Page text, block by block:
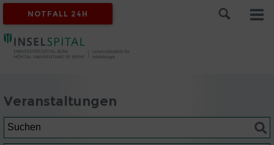
NOTFALL 24H
Veranstaltungen
Suchen